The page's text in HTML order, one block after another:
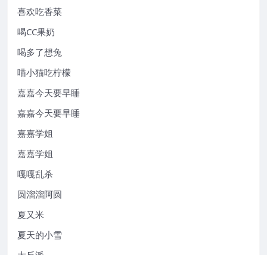
喜欢吃香菜
喝CC果奶
喝多了想兔
喵小猫吃柠檬
嘉嘉今天要早睡
嘉嘉今天要早睡
嘉嘉学姐
嘉嘉学姐
嘎嘎乱杀
圆溜溜阿圆
夏又米
夏天的小雪